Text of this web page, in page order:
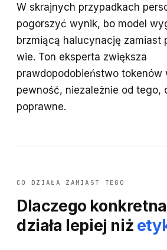
W skrajnych przypadkach
pogorszyć wynik, bo model
brzmiącą halucynację zamiast
wie. Ton eksperta zwiększa
prawdopodobieństwo tokenów
pewność, niezależnie od tego,
poprawne.
CO DZIAŁA ZAMIAST TEGO
Dlaczego
działa lepiej niż